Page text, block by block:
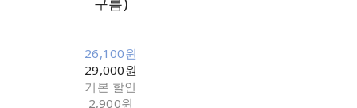
26,100원
29,000원
기본 할인
2,900원